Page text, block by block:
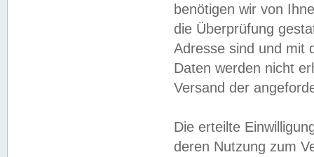
benötigen wir von
die Überprüfung
Adresse sind und mit
Daten werden nicht
Versand der
Die erteilte
deren Nutzung zum